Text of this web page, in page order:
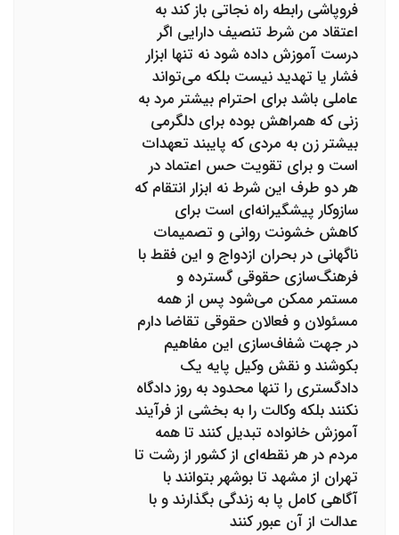
فروپاشی رابطه راه نجاتی باز کند به
اعتقاد من شرط تنصیف دارایی اگر
درست آموزش داده شود نه تنها ابزار
فشار یا تهدید نیست بلکه می‌تواند
عاملی باشد برای احترام بیشتر مرد به
زنی که همراهش بوده برای دلگرمی
بیشتر زن به مردی که پایبند تعهدات
است و برای تقویت حس اعتماد در
هر دو طرف این شرط نه ابزار انتقام که
سازوکار پیشگیرانه‌ای است برای
کاهش خشونت روانی و تصمیمات
ناگهانی در بحران ازدواج و این فقط با
فرهنگ‌سازی حقوقی گسترده و
مستمر ممکن می‌شود پس از همه
مسئولان و فعالان حقوقی تقاضا دارم
در جهت شفاف‌سازی این مفاهیم
بکوشند و نقش وکیل پایه یک
دادگستری را تنها محدود به روز دادگاه
نکنند بلکه وکالت را به بخشی از فرآیند
آموزش خانواده تبدیل کنند تا همه
مردم در هر نقطه‌ای از کشور از رشت تا
تهران از مشهد تا بوشهر بتوانند با
آگاهی کامل پا به زندگی بگذارند و با
عدالت از آن عبور کنند